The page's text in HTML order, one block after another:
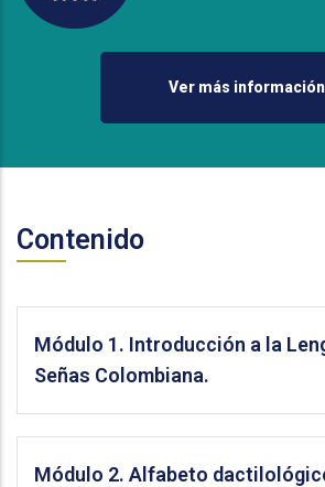
Ver más información
Contenido
Módulo 1. Introducción a la
Señas Colombiana.
Módulo 2. Alfabeto